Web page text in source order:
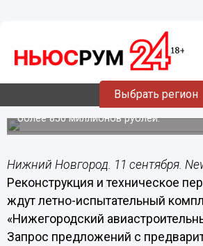
Выбрать регион
Летно-испытательный
авиазавода "Сокол" будет
реконструирован в
Реконструкция займет два года, в
более 850 миллионов рублей.
Нижний Новгород. 11 сентября.
Реконструкция и техническое
ждут летно-испытательный
«Нижегородский
Запрос предложений с